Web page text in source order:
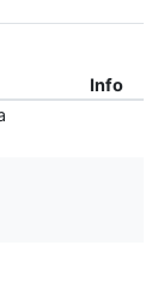
Info